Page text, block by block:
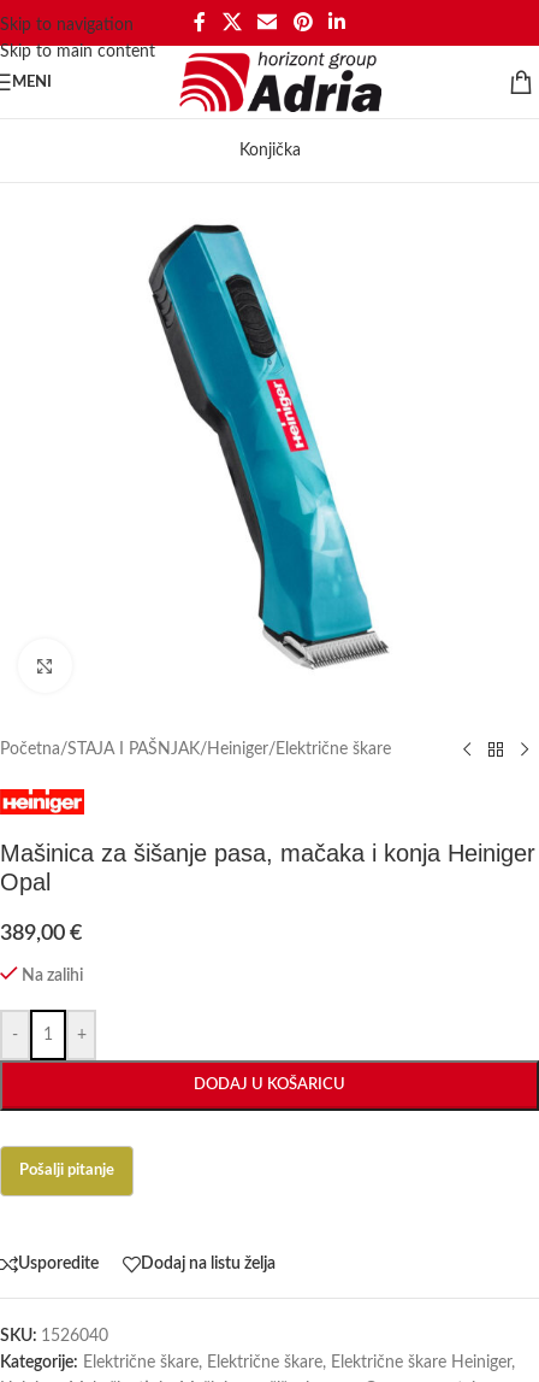
Skip to navigation
Skip to main content
MENI
Konjička
Početna/STAJA I PAŠNJAK/ Heiniger/ Električne škare
Mašinica za šišanje pasa, mačaka i konja Heiniger
Opal
389,00 €
Na zalihi
- +
DODAJ U KOŠARICU
Usporedite Dodaj na listu želja
SKU: 1526040
Kategorije: Električne škare, Električne škare, Električne škare Heiniger,